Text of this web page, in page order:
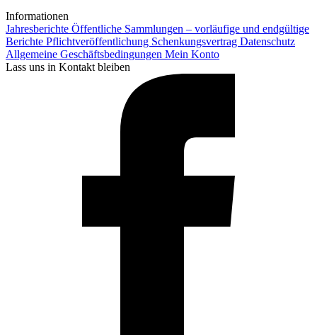
Informationen
Jahresberichte Öffentliche Sammlungen – vorläufige und endgültige
Berichte Pflichtveröffentlichung Schenkungsvertrag Datenschutz
Allgemeine Geschäftsbedingungen Mein Konto
Lass uns in Kontakt bleiben